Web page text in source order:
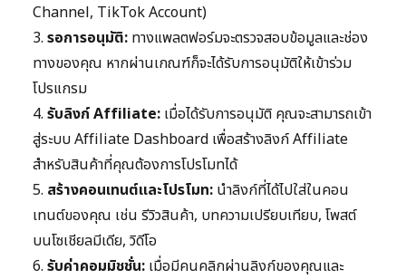
Channel, TikTok Account)
3. รอการอนุมัติ: ทางแพลตฟอร์มจะตรวจสอบข้อมูลและช่อง
ทางของคุณ หากผ่านเกณฑ์ก็จะได้รับการอนุมัติให้เข้าร่วม
โปรแกรม
4. รับลิงก์ Affiliate: เมื่อได้รับการอนุมัติ คุณจะสามารถเข้า
สู่ระบบ Affiliate Dashboard เพื่อสร้างลิงก์ Affiliate
สำหรับสินค้าที่คุณต้องการโปรโมทได้
5. สร้างคอนเทนต์และโปรโมท: นำลิงก์ที่ได้ไปใส่ในคอน
เทนต์ของคุณ เช่น รีวิวสินค้า, บทความเปรียบเทียบ, โพสต์
บนโซเชียลมีเดีย, วิดีโอ
6. รับค่าคอมมิชชั่น: เมื่อมีคนคลิกผ่านลิงก์ของคุณและ